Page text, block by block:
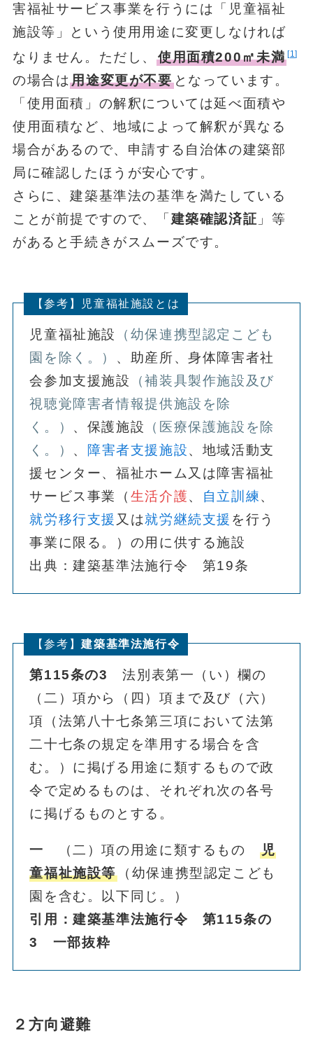
害福祉サービス事業を行うには「児童福祉
施設等」という使用用途に変更しなければ
なりません。ただし、使用面積200㎡未満 1
の場合は用途変更が不要となっています。
「使用面積」の解釈については延べ面積や
使用面積など、地域によって解釈が異なる
場合があるので、申請する自治体の建築部
局に確認したほうが安心です。
さらに、建築基準法の基準を満たしている
ことが前提ですので、「 建築確認済証 」等
があると手続きがスムーズです。
【参考】児童福祉施設とは
児童福祉施設
（幼保連携型認定こども
園を除く。） 、助産所、身体障害者社
会参加支援施設
（補装具製作施設及び
視聴覚障害者情報提供施設を除
く。） 、保護施設
（医療保護施設を除
く。） 、 障害者支援施設、地域活動支
援センター、福祉ホーム又は障害福祉
サービス事業（ 生活介護、 自立訓練、
就労移行支援 又は就労継続支援 を行う
事業に限る。）の用に供する施設
出典：建築基準法施行令 第19条
【参考】建築基準法施行令
第115条の3
法別表第一（い）欄の
（二）項から（四）項まで及び（六）
項（法第八十七条第三項において法第
二十七条の規定を準用する場合を含
む。）に掲げる用途に類するもので政
令で定めるものは、それぞれ次の各号
に掲げるものとする。
一 （二）項の用途に類するもの児
童福祉施設等 （幼保連携型認定こども
園を含む。以下同じ。）
引用：建築基準法施行令
第115条の
3
一部抜粋
２方向避難